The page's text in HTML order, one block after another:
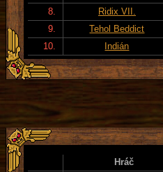
8.
Ridix VII.
9.
Tehol Beddict
10.
Indián
Hráč